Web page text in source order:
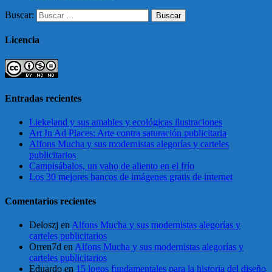
Buscar:
Licencia
Entradas recientes
Liekeland y sus amables y ecológicas ilustraciones
Art In Ad Places: Arte contra saturación publicitaria
Alfons Mucha y sus modernistas alegorías y carteles
publicitarios
Campisábalos, un vaho de aliento en el frío
Los 30 mejores bancos de imágenes gratis de internet
Comentarios recientes
Deloszj en Alfons Mucha y sus modernistas alegorías y
carteles publicitarios
Orren7d en Alfons Mucha y sus modernistas alegorías y
carteles publicitarios
Eduardo en 15 logos fundamentales para la historia del diseño